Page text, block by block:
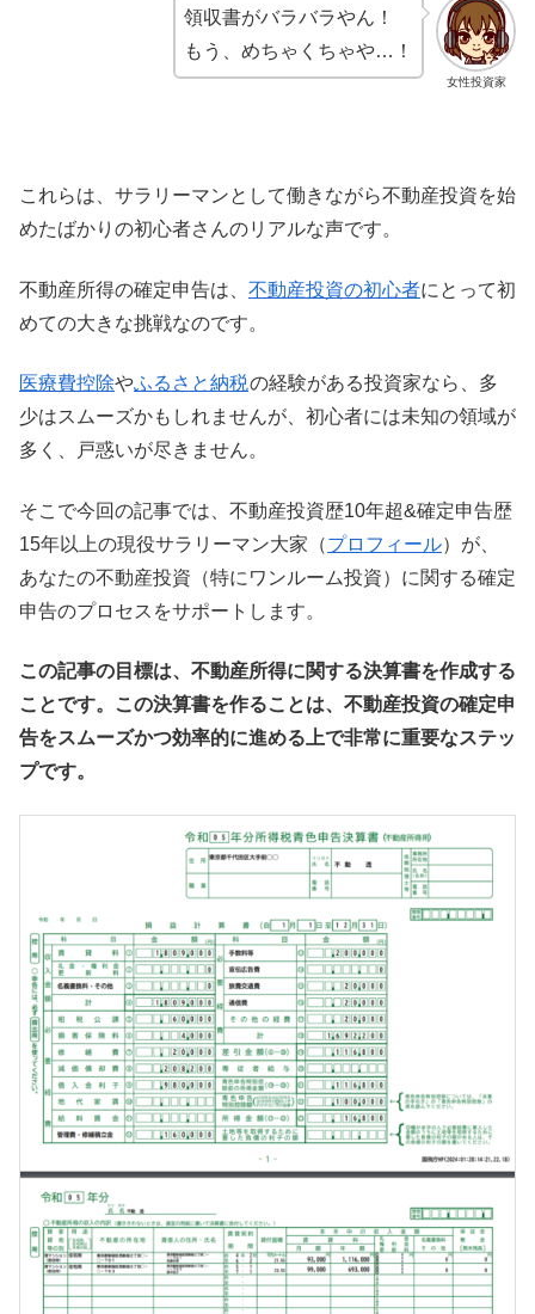
女性投資家
領収書がバラバラやん！
もう、めちゃくちゃや…！
これらは、サラリーマンとして働きながら不動産投資を始
めたばかりの初心者さんのリアルな声です。
不動産所得の確定申告は、 不動産投資の初心者にとって初
めての大きな挑戦なのです。
医療費控除やふるさと納税の経験がある投資家なら、多
少はスムーズかもしれませんが、初心者には未知の領域が
多く、戸惑いが尽きません。
そこで今回の記事では、不動産投資歴10年超&確定申告歴
15年以上の現役サラリーマン大家（プロフィール）が、
あなたの不動産投資（特にワンルーム投資）に関する確定
申告のプロセスをサポートします。
この記事の目標は、不動産所得に関する決算書を作成する
ことです。この決算書を作ることは、不動産投資の確定申
告をスムーズかつ効率的に進める上で非常に重要なステッ
プです。